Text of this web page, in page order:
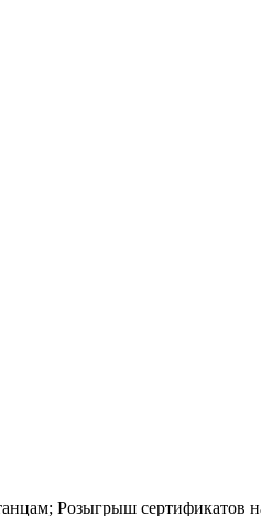
Розыгрыш сертификатов